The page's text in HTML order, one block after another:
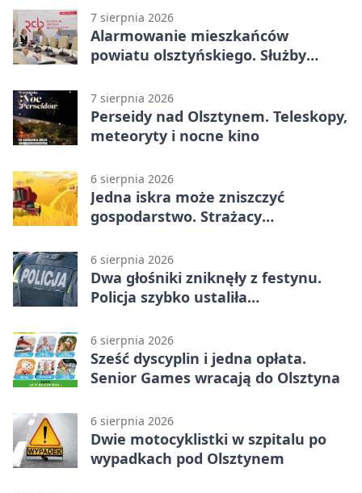
7 sierpnia 2026
Alarmowanie mieszkańców
powiatu olsztyńskiego. Służby
7 sierpnia 2026
Perseidy nad Olsztynem. Teleskopy,
meteoryty i nocne kino
6 sierpnia 2026
Jedna iskra może zniszczyć
gospodarstwo. Strażacy
6 sierpnia 2026
Dwa głośniki zniknęły z festynu.
Policja szybko ustaliła
6 sierpnia 2026
Sześć dyscyplin i jedna opłata.
Senior Games wracają do Olsztyna
6 sierpnia 2026
Dwie motocyklistki w szpitalu po
wypadkach pod Olsztynem